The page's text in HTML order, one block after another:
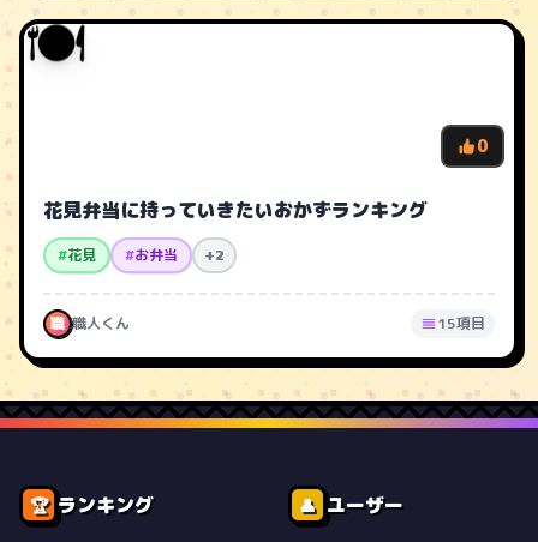
🍽️
0
花見弁当に持っていきたいおかずランキング
#花見 #お弁当 +2
職 職人くん 15項目
🏆 ランキング 👤 ユーザー